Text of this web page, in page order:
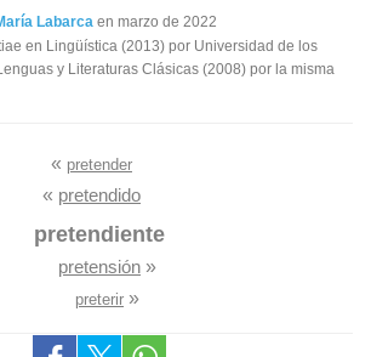
incorrectos
presentados me ayudó
Labarca en marzo de 2022
en Lingüística (2013) por Universidad de los
y Literaturas Clásicas (2008) por la misma
« pretender
« pretendido
pretendiente
pretensión »
preterir »